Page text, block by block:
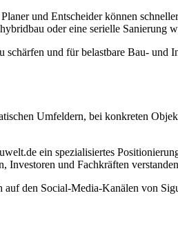
und Entscheider können
oder eine serielle Sanierung
und für belastbare Bau- und
Umfeldern, bei konkreten
ein spezialisiertes
Investoren und Fachkräften
den Social-Media-Kanälen von